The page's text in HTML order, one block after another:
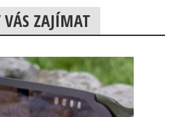
ZAJÍMAT